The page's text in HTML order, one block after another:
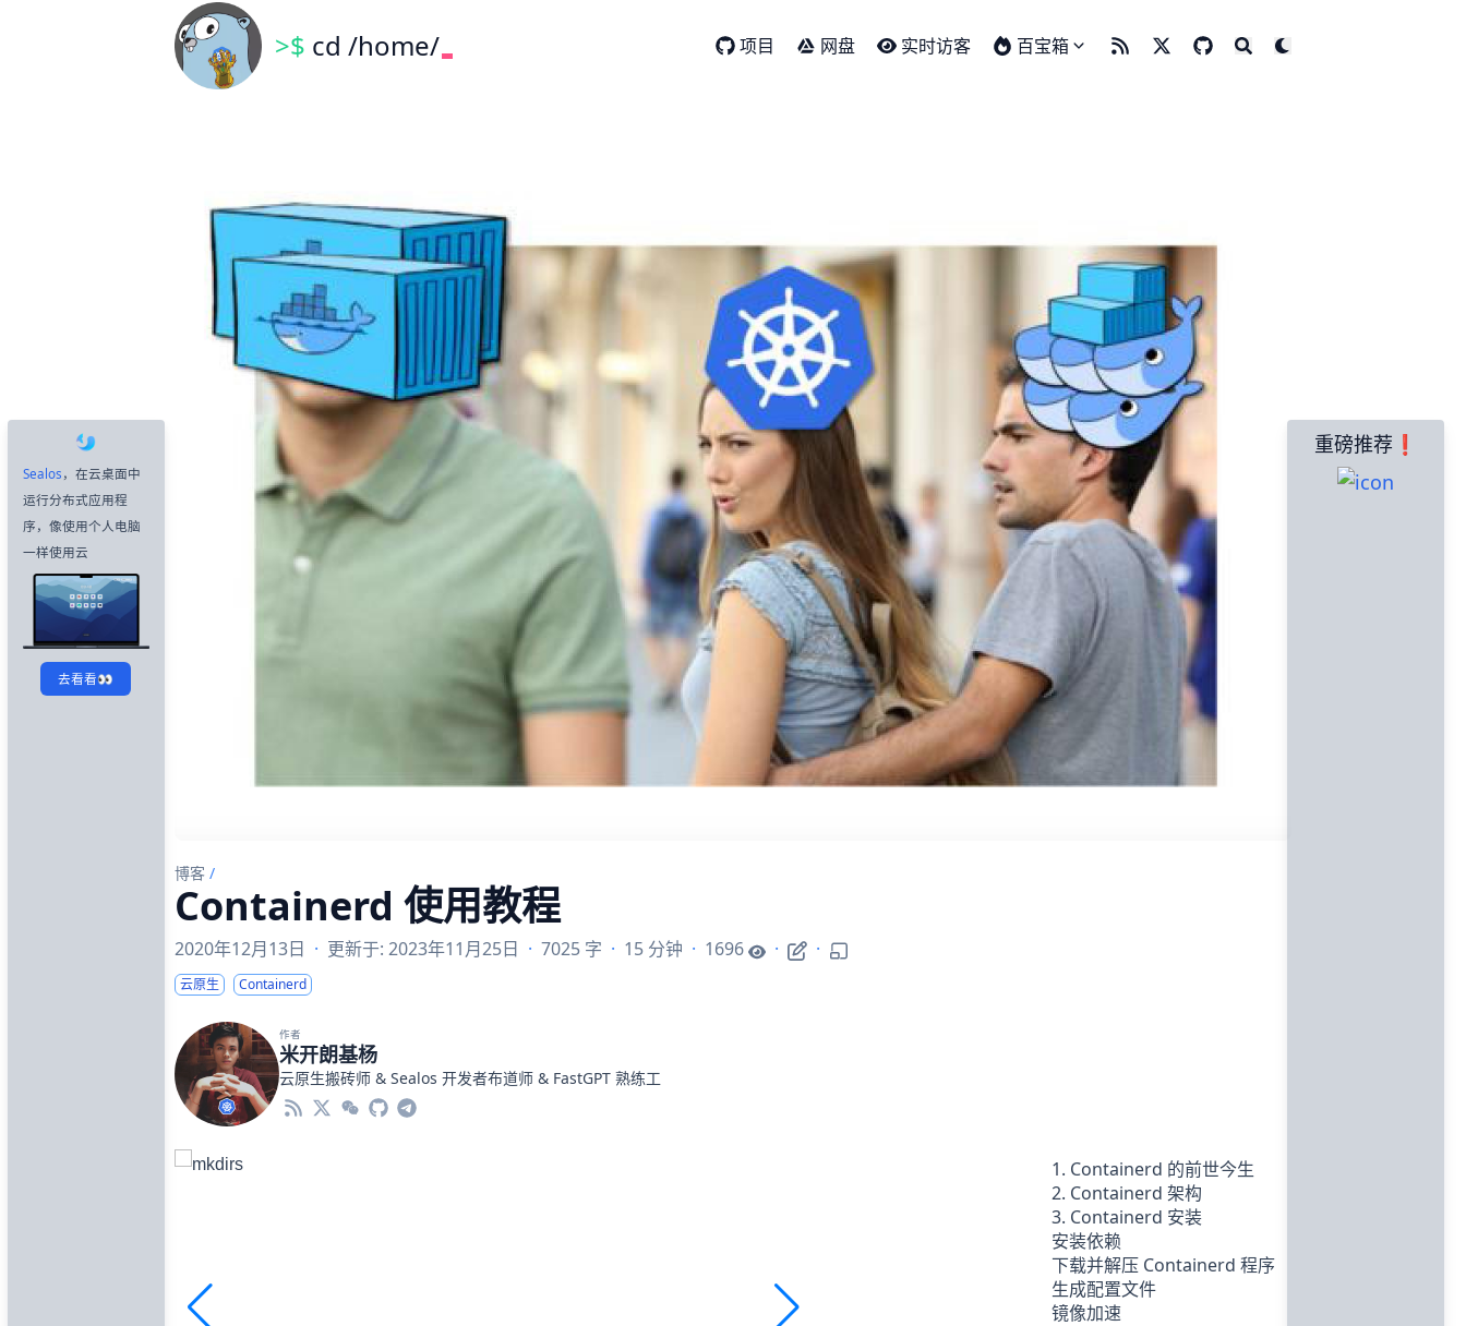
>$ cd /home/ 项目 网盘 实时访客 百宝箱
Sealos ，在云桌面中
运行分布式应用程
序，像使用个人电脑
一样使用云
去看看👀
重磅推荐❗
博客 /
Containerd 使用教程
2020年12月13日 · 更新于: 2023年11月25日 · 7025 字 · 15 分钟 · 1696 · ·
云原生 Containerd
作者
米开朗基杨
云原生搬砖师 & Sealos 开发者布道师 & FastGPT 熟练工
1. Containerd 的前世今生
2. Containerd 架构
3. Containerd 安装
安装依赖
下载并解压 Containerd 程序
生成配置文件
镜像加速